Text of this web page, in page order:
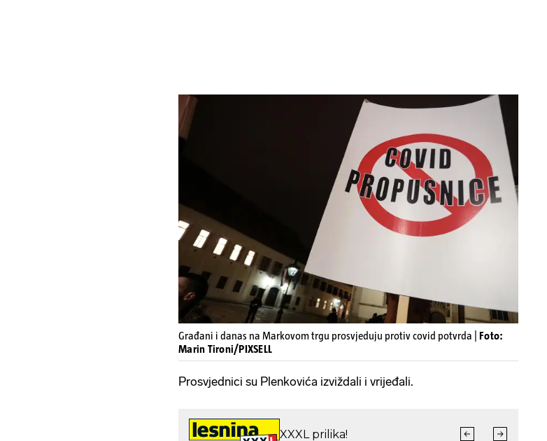
Građani i danas na Markovom trgu prosvjeduju protiv covid potvrda | Foto:
Marin Tironi/PIXSELL
Prosvjednici su Plenkovića izviždali i vrijeđali.